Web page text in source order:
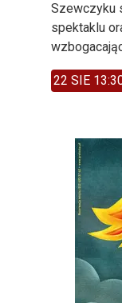
Szewczyku
spektaklu
22 SIE